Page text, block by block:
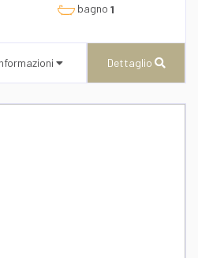
bagno 1
Dettaglio